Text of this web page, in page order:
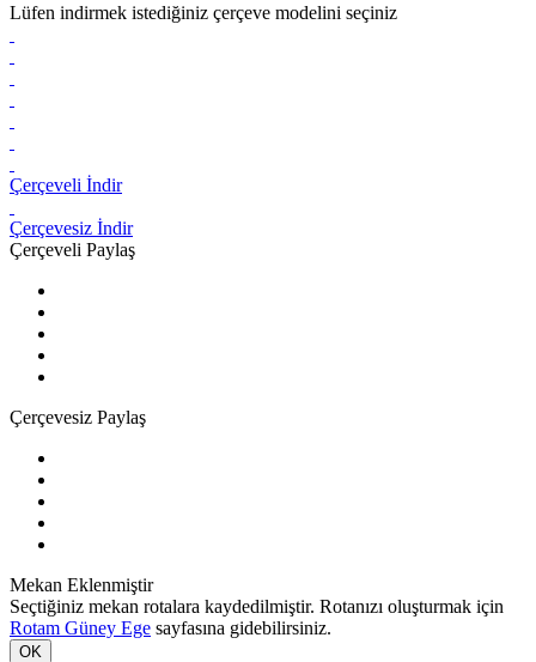
Lüfen indirmek istediğiniz çerçeve modelini seçiniz
Çerçeveli İndir
Çerçevesiz İndir
Çerçeveli Paylaş
Çerçevesiz Paylaş
Mekan Eklenmiştir
Seçtiğiniz mekan rotalara kaydedilmiştir. Rotanızı oluşturmak için
Rotam Güney Ege sayfasına gidebilirsiniz.
OK